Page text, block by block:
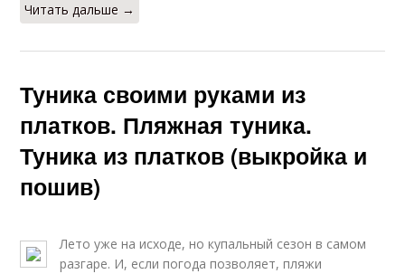
Читать дальше →
Туника своими руками из
платков. Пляжная туника.
Туника из платков (выкройка и
пошив)
Лето уже на исходе, но купальный сезон в самом
разгаре. И, если погода позволяет, пляжи